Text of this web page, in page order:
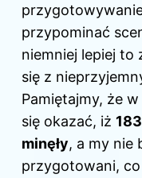
przypominać
niemniej lepiej to
się z
Pamiętajmy, że
się okazać, iż 183
minęły, a my nie
przygotowani,